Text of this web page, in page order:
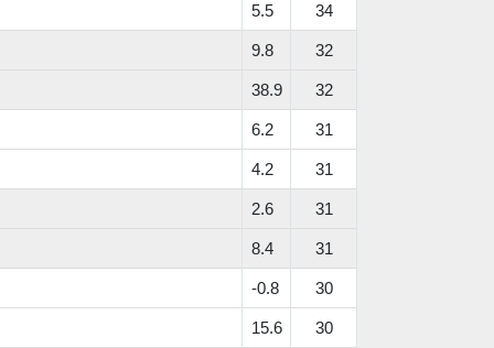
5.5 34
9.8 32
38.9 32
6.2 31
4.2 31
2.6 31
8.4 31
-0.8 30
15.6 30